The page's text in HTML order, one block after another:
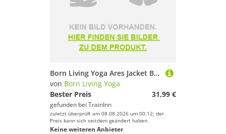
Born Living Yoga Ares Jacket Braun L Frau
von Born Living Yoga
Bester Preis
31,99 €
gefunden bei TrainInn
zuletzt überprüft am 08.08.2026 um 00:12; der
Preis kann sich seitdem geändert haben.
Keine weiteren Anbieter